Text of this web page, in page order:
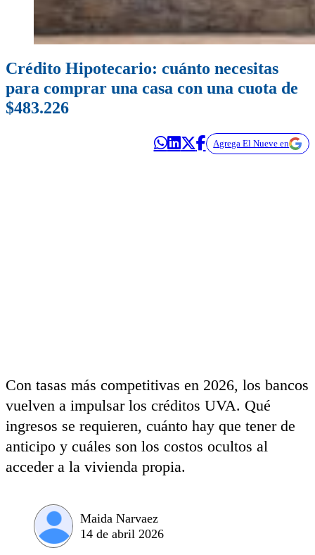
Crédito Hipotecario: cuánto necesitas
para comprar una casa con una cuota de
$483.226
Agrega El Nueve en
Con tasas más competitivas en 2026, los bancos
vuelven a impulsar los créditos UVA. Qué
ingresos se requieren, cuánto hay que tener de
anticipo y cuáles son los costos ocultos al
acceder a la vivienda propia.
Maida Narvaez
14 de abril 2026